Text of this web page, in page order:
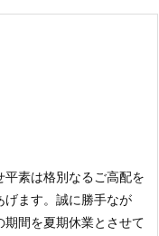
平素は格別なるご高配を
ます。 誠に勝手なが
期間を夏期休業とさせて